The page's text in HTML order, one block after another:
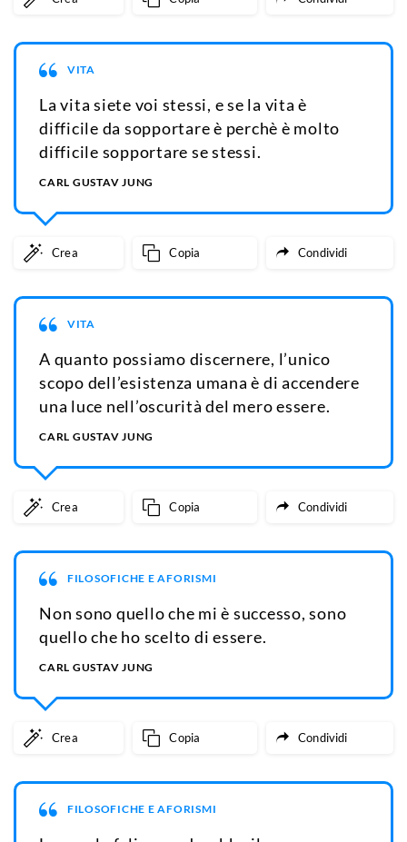
VITA
La vita siete voi stessi, e se la vita è
difficile da sopportare è perchè è molto
difficile sopportare se stessi.
CARL GUSTAV JUNG
Crea Copia Condividi
VITA
A quanto possiamo discernere, l’unico
scopo dell’esistenza umana è di accendere
una luce nell’oscurità del mero essere.
CARL GUSTAV JUNG
Crea Copia Condividi
FILOSOFICHE E AFORISMI
Non sono quello che mi è successo, sono
quello che ho scelto di essere.
CARL GUSTAV JUNG
Crea Copia Condividi
FILOSOFICHE E AFORISMI